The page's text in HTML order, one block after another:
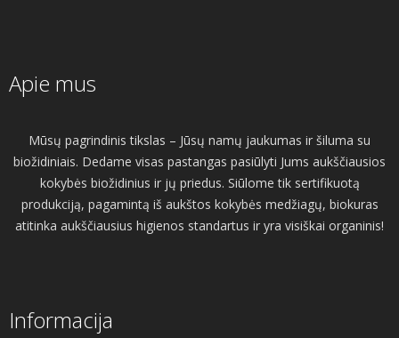
Apie mus
Mūsų pagrindinis tikslas – Jūsų namų jaukumas ir šiluma su
biožidiniais. Dedame visas pastangas pasiūlyti Jums aukščiausios
kokybės biožidinius ir jų priedus. Siūlome tik sertifikuotą
produkciją, pagamintą iš aukštos kokybės medžiagų, biokuras
atitinka aukščiausius higienos standartus ir yra visiškai organinis!
Informacija